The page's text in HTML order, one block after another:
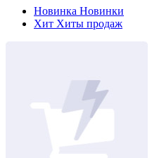
Новинка Новинки
Хит Хиты продаж